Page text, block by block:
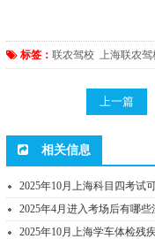
标签： 联农驾校 上海联农驾
上一篇
相关信息
2025年10月上海科目四考试
2025年4月进入考场后有哪些
2025年10月上海学车体检残